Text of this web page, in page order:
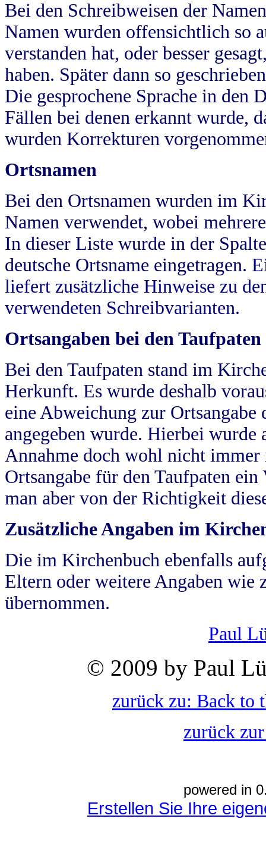
Bei den Schreibweisen der
Namen wurden offensichtlich so
verstanden hat, oder besser
haben. Später dann so
Die gesprochene Sprache in
Fällen bei denen erkannt wurde,
wurden Korrekturen
Ortsnamen
Bei den Ortsnamen wurden im
Namen verwendet, wobei
In dieser Liste wurde in der
deutsche Ortsname eingetragen.
liefert zusätzliche Hinweise zu
verwendeten Schreibvarianten.
Ortsangaben bei den Taufpaten
Bei den Taufpaten stand im
Herkunft. Es wurde deshalb
eine Abweichung zur
angegeben wurde. Hierbei wurde
Annahme doch wohl nicht
Ortsangabe für den Taufpaten
man aber von der Richtigkeit
Zusätzliche Angaben im
Die im Kirchenbuch ebenfalls
Eltern oder weitere Angaben wie
übernommen.
Paul
© 2009 by Paul
zurück zu: Back to
zurück
powered in
Erstellen Sie Ihre